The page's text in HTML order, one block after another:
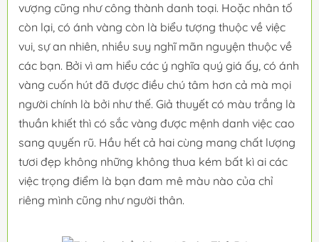
vượng cũng như công thành danh toại. Hoặc nhân tố
còn lại, có ánh vàng còn là biểu tượng thuộc về việc
vui, sự an nhiên, nhiều suy nghĩ mãn nguyện thuộc về
các bạn. Bởi vì am hiểu các ý nghĩa quý giá ấy, có ánh
vàng cuốn hút đã được điều chú tâm hơn cả mà mọi
người chính là bởi như thế. Giả thuyết có màu trắng là
thuần khiết thì có sắc vàng được mệnh danh việc cao
sang quyến rũ. Hầu hết cả hai cùng mang chất lượng
tươi đẹp không những không thua kém bất kì ai các
việc trọng điểm là bạn đam mê màu nào của chỉ
riêng mình cũng như người thân.